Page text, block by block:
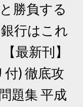
勝負する
行はこれ
最新刊】
) 徹底攻
題集 平成